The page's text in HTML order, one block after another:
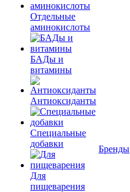
Отдельные
аминокислоты
БАДы и
витамины
Антиоксиданты
Специальные
добавки
Для
пищеварения
Бренды